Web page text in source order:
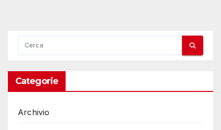
Categorie
Archivio